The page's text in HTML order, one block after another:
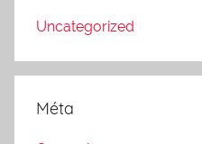
Uncategorized
Méta